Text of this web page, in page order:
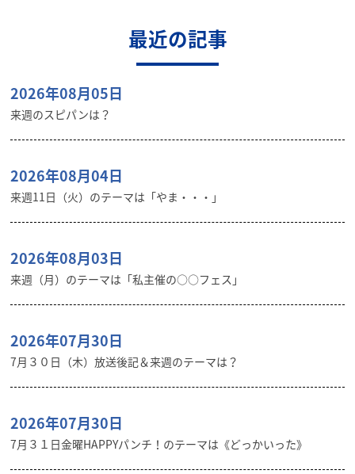
最近の記事
2026年08月05日
来週のスピパンは？
2026年08月04日
来週11日（火）のテーマは「やま・・・」
2026年08月03日
来週（月）のテーマは「私主催の○○フェス」
2026年07月30日
7月３０日（木）放送後記＆来週のテーマは？
2026年07月30日
7月３１日金曜HAPPYパンチ！のテーマは《どっかいった》